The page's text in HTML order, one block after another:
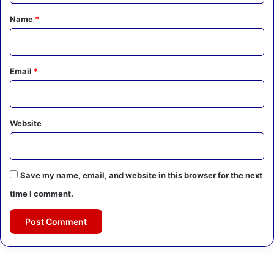
*
Name *
Email *
Website
Save my name, email, and website in this browser for the next
time I comment.